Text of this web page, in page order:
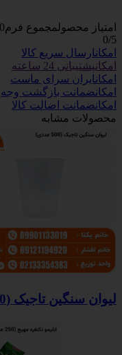
امتیاز محصولمجموع فرم0
0/5
امکانارسال سریع کالا
امکانپشتیبانی 24 ساعته
امکانایران سرای ماست
امکانضمانت بازگشت وجه
امکانضمانت اضالت کالا
محصولات مشابه
لیوان سنگین تاجیک (500 عددی)